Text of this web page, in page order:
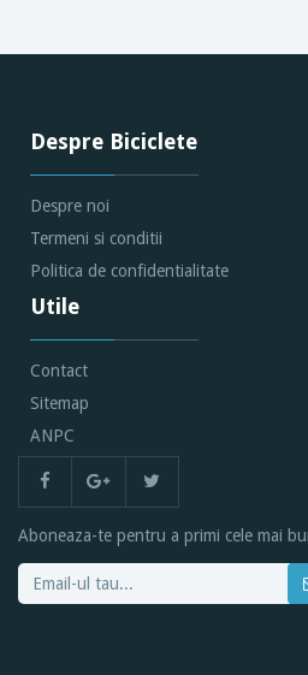
Despre Biciclete
Despre noi
Termeni si conditii
Politica de confidentialitate
Utile
Contact
Sitemap
ANPC
Aboneaza-te pentru a primi cele mai